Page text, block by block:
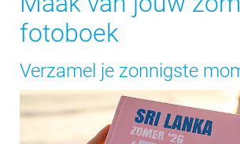
fotoboek
Verzamel je zonnigste